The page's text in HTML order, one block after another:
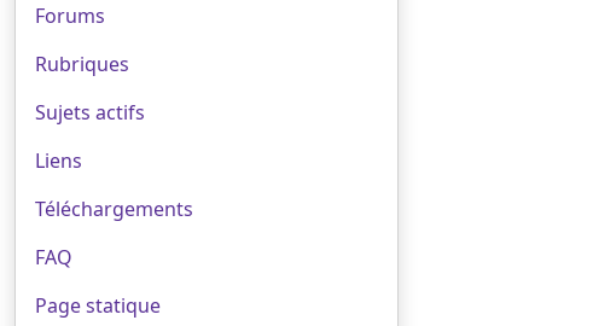
Forums
Rubriques
Sujets actifs
Liens
Téléchargements
FAQ
Page statique